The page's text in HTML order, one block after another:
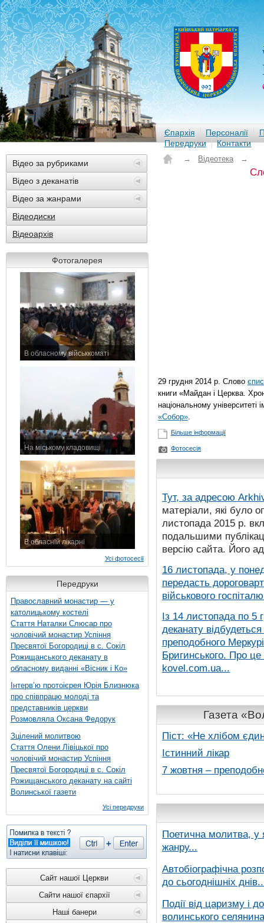
Єпархія Персоналії
Передруки
Контакти
Відео за рубриками
Відео з деканатів
Відео за жанрами
Відеодиски
Відеоархів
Фотогалерея
В обласному військкоматі
На міському кладовищі
В обласній лікарні
Усі фотосесії
Передруки
Православний монастир — у
католицькому костелі
Стаття Наталки Слюсар про
чоловічий монастир Успіння
Пресвятої Богородиці в с. Сокіл
Рожищанського деканату в
обласному виданні «Вісник і Ко»
Інтерв’ю протоієрея Юрія Близнюка
про співпрацю молоді та
представників церкви
Розмовляла Оксана Федорук
Зцілений молитвою
Стаття Олени Лівіцької про
чоловічий монастир Успіння
Пресвятої Богородиці в с. Сокіл
Рожищанського деканату на сайті
Волинської газети
Усі передруки
Сайт нашої Церкви
Сайти нашої єпархії
Наші банери
→ Відеотека →
29 грудня 2014 р. Слово
книги «Майдан і Церква.
національному
«Собор».
Більше інформації
Фотосесія
Тут, за адресою
матеріали, які було
листопада 2015 р.
подальшими
версію сайта. Його
16 листопада, у
передасть
військового
Із 14 листопада по 5
деканату
преподобного
Бригинського. Про
kovel.com.ua...
Газета
Піст: «Не хлібом
Істинний лікар
7 жовтня –
Поетична молитва, у
жанру...
Автобіографічна
до сьогоднішніх
Події від царизму і
волинського